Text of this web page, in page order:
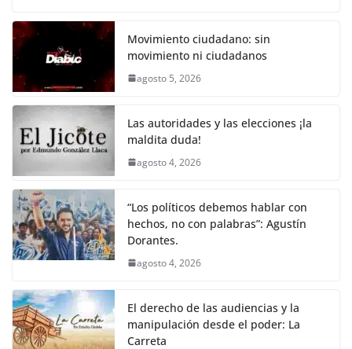
k
c
e
b
o
o
k
itt
er s
A
p
y
Li
k
gr
a
e
Movimiento ciudadano: sin
movimiento ni ciudadanos
agosto 5, 2026
Las autoridades y las elecciones ¡la
maldita duda!
agosto 4, 2026
“Los políticos debemos hablar con
hechos, no con palabras”: Agustín
Dorantes.
agosto 4, 2026
El derecho de las audiencias y la
manipulación desde el poder: La
Carreta